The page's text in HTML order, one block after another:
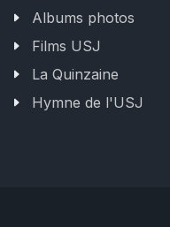
Albums photos
Films USJ
La Quinzaine
Hymne de l'USJ